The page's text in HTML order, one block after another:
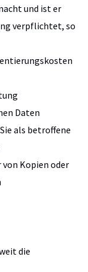
und ist er
verpflichtet, so
Daten
als betroffene
von Kopien oder
die